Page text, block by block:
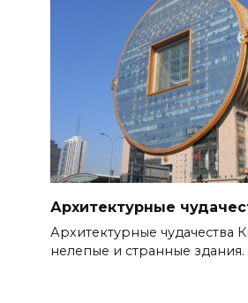
Архитектурные
Архитектурные чудачества
нелепые и странные здания.